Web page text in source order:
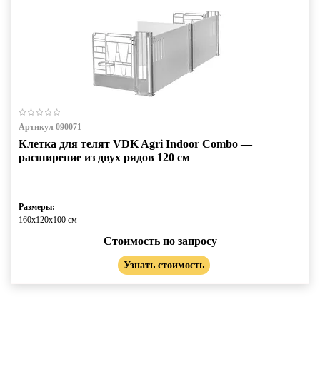
Артикул 090071
Клетка для телят VDK Agri Indoor Combo —
расширение из двух рядов 120 см
Размеры:
160х120х100 см
Стоимость по запросу
Узнать стоимость